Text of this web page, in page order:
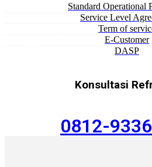
Standard Operational
Service Level
Term of
E-Customer
DASP
Konsultasi
0812-